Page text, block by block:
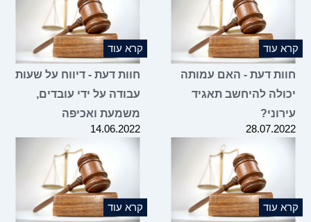
קרא עוד
חוות דעת - האם עמותה
יכולה להיחשב תאגיד
עירוני?
28.07.2022
קרא עוד
חוות דעת - דיווח על שעות
עבודה על ידי עובדים,
משמעת ואכיפה
14.06.2022
קרא עוד קרא עוד